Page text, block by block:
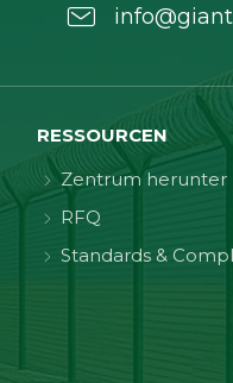
RESSOURCEN
Zentrum herunter
RFQ
Standards &